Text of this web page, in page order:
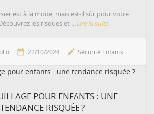
est à la mode, mais est-il sûr pour votre
les risques et ...Lire la suite
 22/10/2024  Sécurité Enfants
POUR ENFANTS : UNE
TENDANCE RISQUÉE ?